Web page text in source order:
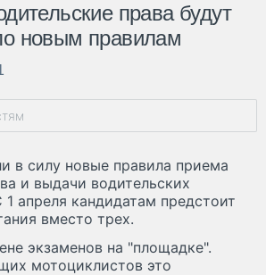
права будут
новым правилам
в силу новые правила приема
и выдачи водительских
апреля кандидатам предстоит
вместо трех.
экзаменов на "площадке".
мотоциклистов это